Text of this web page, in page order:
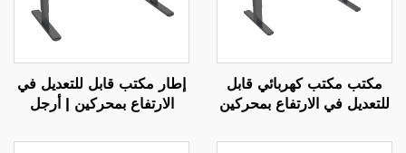
مكتب مكتب كهربائي قابل
للتعديل في الارتفاع بمحركين
MOUNTS JSD2-01
إطار مكتب قابل للتعديل في
الارتفاع بمحركين | أرجل
ومقلوبة | هادئ ومستقر – V-